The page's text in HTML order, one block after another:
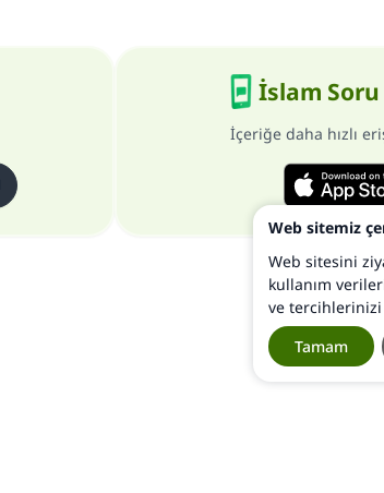
İslam Soru
İçeriğe daha hızlı
Web sitemiz
Web sitesini
kullanım
ve
Tamam